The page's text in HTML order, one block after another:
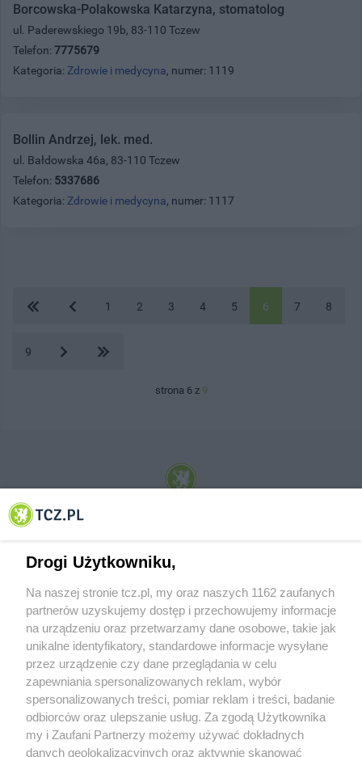
Borcowska-Polakowska Katarzyna, stomatolog
ul. Paderewskiego 19b, 83-110 Tczew
Telefon: 7775679
Kategoria: Zdrowie i medycyna, numer: 1119
Bollin Andrzej, lek. med.
ul. Bałdowska 46a, 83-110 Tczew
Telefon: 5337686
Kategoria: Zdrowie i medycyna, numer: 1117
1 2 3 4 5 6 7 8
9
strona 6 z 9
© 2001-2026 Tczew - TCZ.PL Sp. z o.o. Internetowy Serwis Informacyjny Miasta
O FIRMIE POLITYKA PRYWATNOŚCI HOSTING
REKLAMA WSPÓŁPRACA RSS FACEBOOK KONTAKT
Nasze serwisy
Drogi Użytkowniku,
Na naszej stronie tcz.pl, my oraz naszych 1162 zaufanych
partnerów uzyskujemy dostęp i przechowujemy informacje
na urządzeniu oraz przetwarzamy dane osobowe, takie jak
unikalne identyfikatory, standardowe informacje wysyłane
przez urządzenie czy dane przeglądania w celu
zapewniania spersonalizowanych reklam, wybór
spersonalizowanych treści, pomiar reklam i treści, badanie
odbiorców oraz ulepszanie usług. Za zgodą Użytkownika
my i Zaufani Partnerzy możemy używać dokładnych
danych geolokalizacyjnych oraz aktywnie skanować